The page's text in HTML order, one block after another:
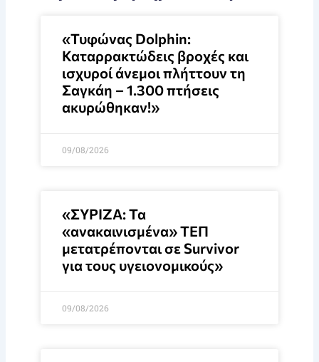
«Τυφώνας Dolphin:
Καταρρακτώδεις βροχές και
ισχυροί άνεμοι πλήττουν τη
Σαγκάη – 1.300 πτήσεις
ακυρώθηκαν!»
09/08/2026
«ΣΥΡΙΖΑ: Τα
«ανακαινισμένα» ΤΕΠ
μετατρέπονται σε Survivor
για τους υγειονομικούς»
09/08/2026